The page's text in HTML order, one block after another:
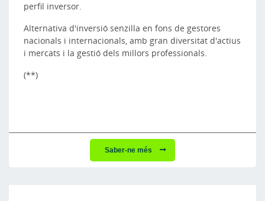
perfil inversor.
Alternativa d'inversió senzilla en fons de gestores
nacionals i internacionals, amb gran diversitat d'actius
i mercats i la gestió dels millors professionals.
(**)
Saber-ne més